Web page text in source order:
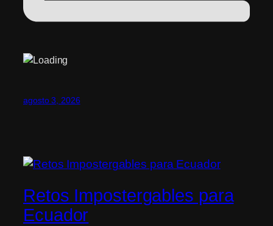
agosto 3, 2026
Retos Impostergables para
Ecuador